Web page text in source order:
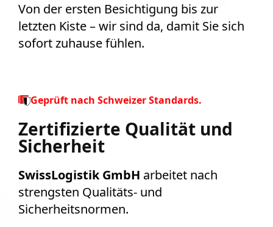
Von der ersten Besichtigung bis zur
letzten Kiste – wir sind da, damit Sie sich
sofort zuhause fühlen.
Geprüft nach Schweizer Standards.
Zertifizierte Qualität und
Sicherheit
SwissLogistik GmbH arbeitet nach
strengsten Qualitäts- und
Sicherheitsnormen.